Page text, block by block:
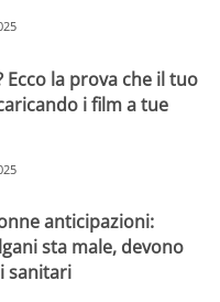
Ecco la prova che il tuo
i film a tue
anticipazioni:
sta male, devono
sanitari